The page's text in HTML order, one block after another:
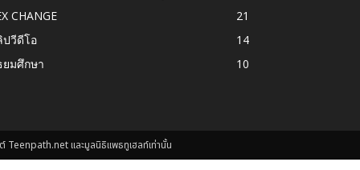
CHANGE
21
ปวีดีโอ
14
มศึกษา
10
และมูลนิธิแพธทูเฮลท์เท่านั้น